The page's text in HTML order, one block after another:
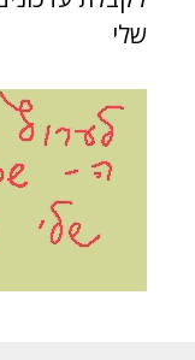
שלי